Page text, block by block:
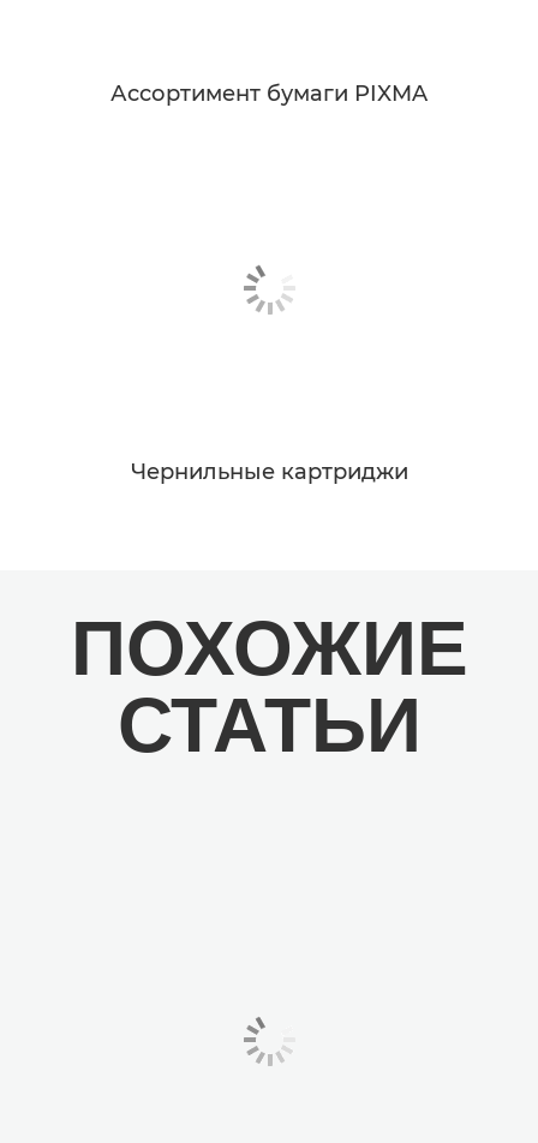
Ассортимент бумаги PIXMA
Чернильные картриджи
ПОХОЖИЕ
СТАТЬИ